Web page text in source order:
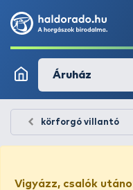
Áruház
körforgó villantó
Vigyázz, csalók